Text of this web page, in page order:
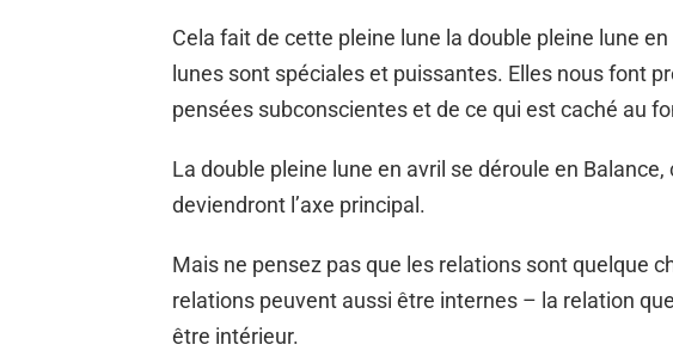
Cela fait de cette pleine lune la double pleine lune
lunes sont spéciales et puissantes. Elles nous font
pensées subconscientes et de ce qui est caché au
La double pleine lune en avril se déroule en
deviendront l’axe principal.
Mais ne pensez pas que les relations sont quelque
relations peuvent aussi être internes – la relation
être intérieur.